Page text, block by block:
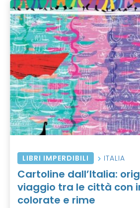
LIBRI IMPERDIBILI ITALIA
Cartoline dall’Italia:
viaggio tra le città con
colorate e rime